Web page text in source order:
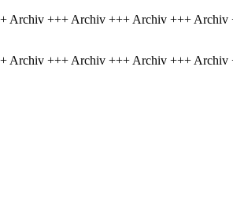
+++ Archiv +++ Archiv +++
+++ Archiv +++ Archiv +++